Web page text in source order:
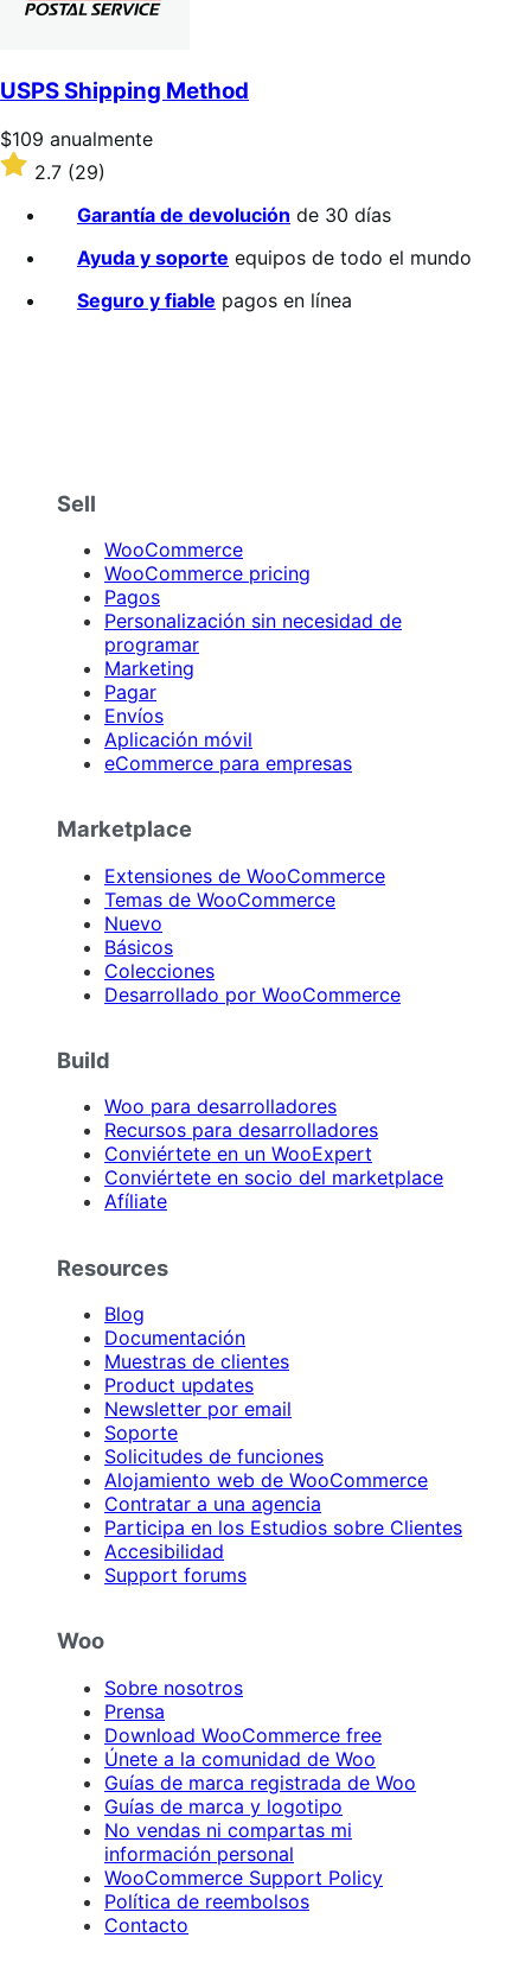
USPS Shipping Method
Precio:
$109/anualmente
$109 anualmente
Valoración:
2.7
sobre
estrellas
2.7 (29)
Garantía de devolución de 30 días
Ayuda y soporte equipos de todo el mundo
Seguro y fiable pagos en línea
Sell
WooCommerce
WooCommerce pricing
Pagos
Personalización sin necesidad de
programar
Marketing
Pagar
Envíos
Aplicación móvil
eCommerce para empresas
Marketplace
Extensiones de WooCommerce
Temas de WooCommerce
Nuevo
Básicos
Colecciones
Desarrollado por WooCommerce
Build
Woo para desarrolladores
Recursos para desarrolladores
Conviértete en un WooExpert
Conviértete en socio del marketplace
Afíliate
Resources
Blog
Documentación
Muestras de clientes
Product updates
Newsletter por email
Soporte
Solicitudes de funciones
Alojamiento web de WooCommerce
Contratar a una agencia
Participa en los Estudios sobre Clientes
Accesibilidad
Support forums
Woo
Sobre nosotros
Prensa
Download WooCommerce free
Únete a la comunidad de Woo
Guías de marca registrada de Woo
Guías de marca y logotipo
No vendas ni compartas mi
información personal
WooCommerce Support Policy
Política de reembolsos
Contacto